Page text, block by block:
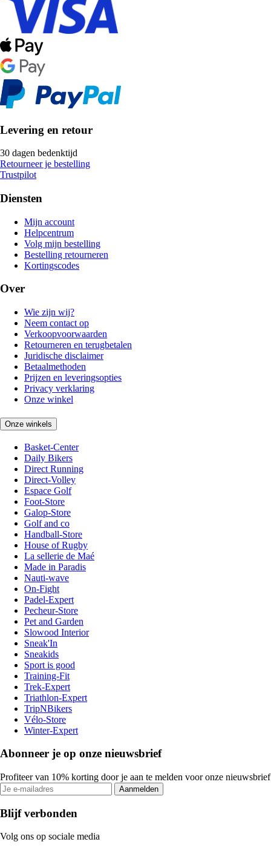
Levering en retour
30 dagen bedenktijd
Retourneer je bestelling
Trustpilot
Diensten
Mijn account
Helpcentrum
Volg mijn bestelling
Bestelling retourneren
Kortingscodes
Over
Wie zijn wij?
Neem contact op
Verkoopvoorwaarden
Retourneren en terugbetalen
Juridische disclaimer
Betaalmethoden
Prijzen en leveringsopties
Privacy verklaring
Onze winkel
Onze winkels
Basket-Center
Daily Bikers
Direct Running
Direct-Volley
Espace Golf
Foot-Store
Galop-Store
Golf and co
Handball-Store
House of Rugby
La sellerie de Maé
Made in Paradis
Nauti-wave
On-Fight
Padel-Expert
Pecheur-Store
Pet and Garden
Slowood Interior
Sneak'In
Sneakids
Sport is good
Training-Fit
Trek-Expert
Triathlon-Expert
TripNBikers
Vélo-Store
Winter-Expert
Abonneer je op onze nieuwsbrief
Profiteer van 10% korting door je aan te melden voor onze nieuwsbrief
Aanmelden
Blijf verbonden
Volg ons op sociale media